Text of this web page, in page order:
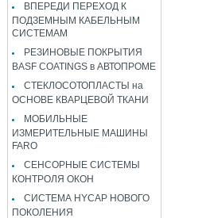
ВПЕРЕДИ ПЕРЕХОД К
ПОДЗЕМНЫМ КАБЕЛЬНЫМ
СИСТЕМАМ
РЕЗИНОВЫЕ ПОКРЫТИЯ
BASF COATINGS в АВТОПРОМЕ
СТЕКЛОСОТОПЛАСТЫ на
ОСНОВЕ КВАРЦЕВОЙ ТКАНИ
МОБИЛЬНЫЕ
ИЗМЕРИТЕЛЬНЫЕ МАШИНЫ
FARO
СЕНСОРНЫЕ СИСТЕМЫ
КОНТРОЛЯ ОКОН
СИСТЕМА HYCAP НОВОГО
ПОКОЛЕНИЯ